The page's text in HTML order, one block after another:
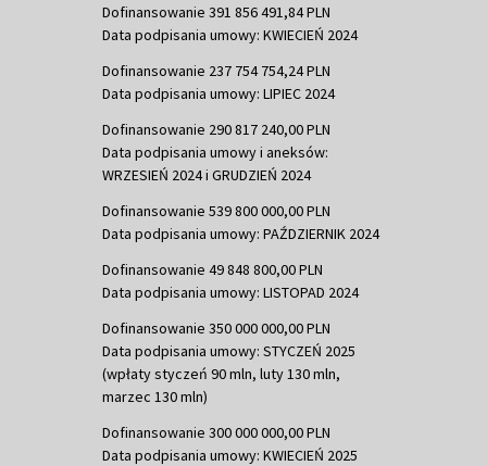
Dofinansowanie 391 856 491,84 PLN
Data podpisania umowy: KWIECIEŃ 2024
Dofinansowanie 237 754 754,24 PLN
Data podpisania umowy: LIPIEC 2024
Dofinansowanie 290 817 240,00 PLN
Data podpisania umowy i aneksów:
WRZESIEŃ 2024 i GRUDZIEŃ 2024
Dofinansowanie 539 800 000,00 PLN
Data podpisania umowy: PAŹDZIERNIK 2024
Dofinansowanie 49 848 800,00 PLN
Data podpisania umowy: LISTOPAD 2024
Dofinansowanie 350 000 000,00 PLN
Data podpisania umowy: STYCZEŃ 2025
(wpłaty styczeń 90 mln, luty 130 mln,
marzec 130 mln)
Dofinansowanie 300 000 000,00 PLN
Data podpisania umowy: KWIECIEŃ 2025